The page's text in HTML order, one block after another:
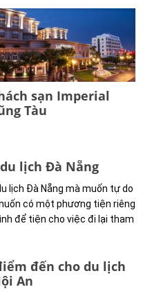
sạn Imperial
Tàu
lịch Đà Nẵng
lịch Đà Nẵng mà muốn tự do
có một phương tiện riêng
để tiện cho việc đi lại tham
đến cho du lịch
An